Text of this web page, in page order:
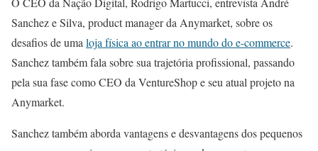
Sanchez e Silva, product manager da Anymarket, sobre os
desafios de uma loja física ao entrar no mundo do e-commerce.
Sanchez também fala sobre sua trajetória profissional, passando
pela sua fase como CEO da VentureShop e seu atual projeto na
Anymarket.
Sanchez também aborda vantagens e desvantagens dos pequenos